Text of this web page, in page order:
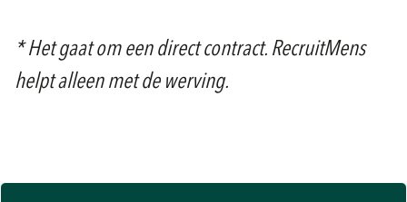
* Het gaat om een direct contract. RecruitMens
helpt alleen met de werving.